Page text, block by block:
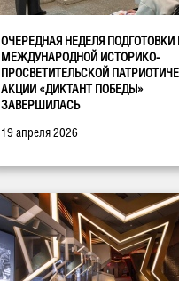
ОЧЕРЕДНАЯ НЕДЕЛЯ ПОДГОТОВКИ
МЕЖДУНАРОДНОЙ ИСТОРИКО-
ПРОСВЕТИТЕЛЬСКОЙ
АКЦИИ «ДИКТАНТ ПОБЕДЫ»
ЗАВЕРШИЛАСЬ
19 апреля 2026